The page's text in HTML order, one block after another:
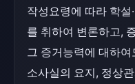
작성요령에 따라 학설
를 취하여 변론하고,
그 증거능력에 대하
소사실의 요지, 정상